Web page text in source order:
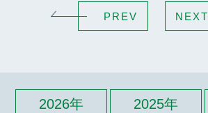
PREV NEXT
2026年 2025年